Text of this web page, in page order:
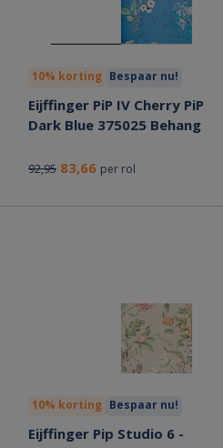
10% korting Bespaar nu!
Eijffinger PiP IV Cherry PiP
Dark Blue 375025 Behang
92,95 83,66 per rol
10% korting Bespaar nu!
Eijffinger Pip Studio 6 -